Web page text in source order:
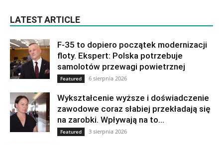
LATEST ARTICLE
F-35 to dopiero początek modernizacji
floty. Ekspert: Polska potrzebuje
samolotów przewagi powietrznej
Featured 6 sierpnia 2026
Wykształcenie wyższe i doświadczenie
zawodowe coraz słabiej przekładają się
na zarobki. Wpływają na to...
Featured 3 sierpnia 2026